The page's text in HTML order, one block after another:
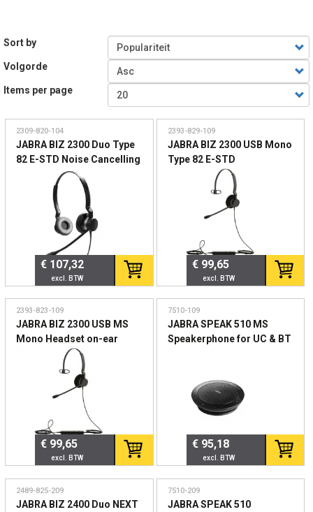
Sort by
Volgorde
Items per page
2309-820-104
JABRA BIZ 2300 Duo Type
82 E-STD Noise Cancelling
microphone boom
FreeSpin headband
€ 107,32
2393-829-109
JABRA BIZ 2300 USB Mono
Type 82 E-STD
Microphone boom
FreeSpin headband USB
with mute-button and
volume control on the cord
€ 99,65
2393-823-109
JABRA BIZ 2300 USB MS
Mono Headset on-ear
wired USB Certified for
Skype for Business
€ 99,65
7510-109
JABRA SPEAK 510 MS
Speakerphone for UC & BT
Plug&Play mute and
volume button
€ 95,18
2489-825-209
JABRA BIZ 2400 Duo NEXT
7510-209
JABRA SPEAK 510